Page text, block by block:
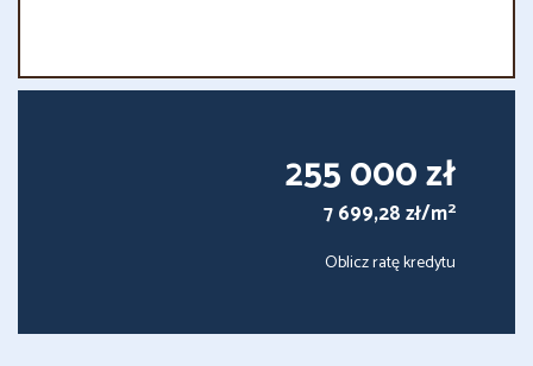
255 000 zł
7 699,28 zł/m2
Oblicz ratę kredytu